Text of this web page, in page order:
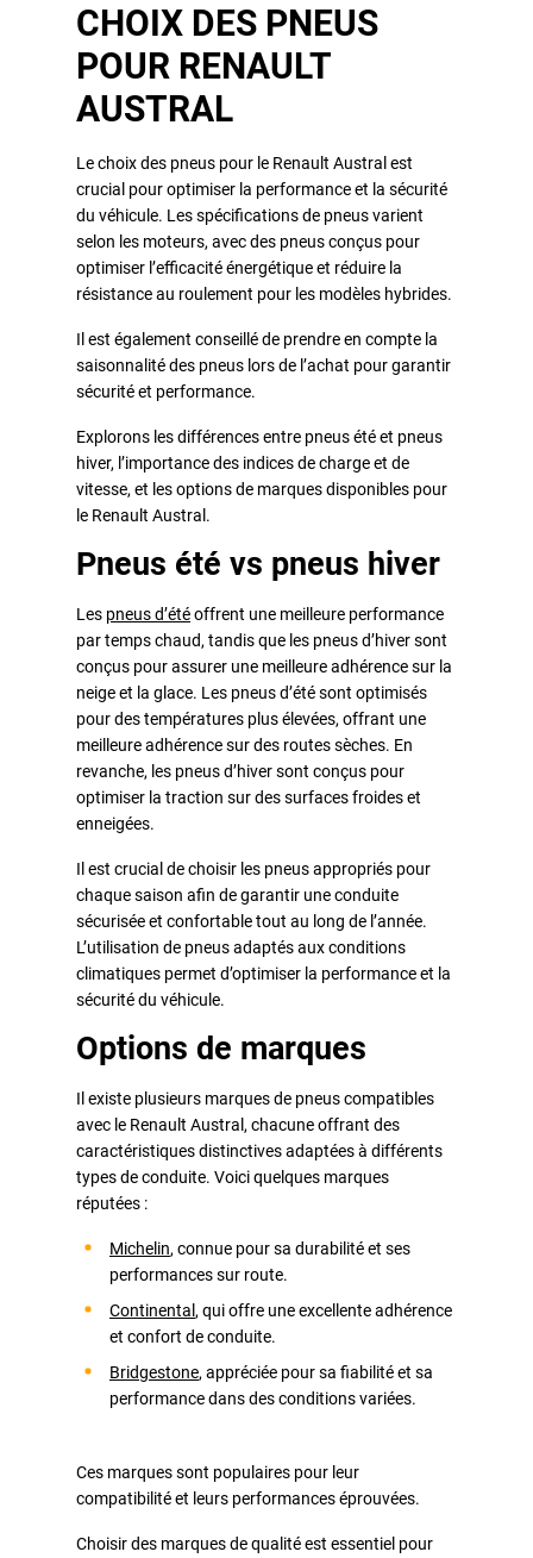
CHOIX DES PNEUS
POUR RENAULT
AUSTRAL
Le choix des pneus pour le Renault Austral est
crucial pour optimiser la performance et la sécurité
du véhicule. Les spécifications de pneus varient
selon les moteurs, avec des pneus conçus pour
optimiser l’efficacité énergétique et réduire la
résistance au roulement pour les modèles hybrides.
Il est également conseillé de prendre en compte la
saisonnalité des pneus lors de l’achat pour garantir
sécurité et performance.
Explorons les différences entre pneus été et pneus
hiver, l’importance des indices de charge et de
vitesse, et les options de marques disponibles pour
le Renault Austral.
Pneus été vs pneus hiver
Les pneus d’étéoffrent une meilleure performance
par temps chaud, tandis que les pneus d’hiver sont
conçus pour assurer une meilleure adhérence sur la
neige et la glace. Les pneus d’été sont optimisés
pour des températures plus élevées, offrant une
meilleure adhérence sur des routes sèches. En
revanche, les pneus d’hiver sont conçus pour
optimiser la traction sur des surfaces froides et
enneigées.
Il est crucial de choisir les pneus appropriés pour
chaque saison afin de garantir une conduite
sécurisée et confortable tout au long de l’année.
L’utilisation de pneus adaptés aux conditions
climatiques permet d’optimiser la performance et la
sécurité du véhicule.
Options de marques
Il existe plusieurs marques de pneus compatibles
avec le Renault Austral, chacune offrant des
caractéristiques distinctives adaptées à différents
types de conduite. Voici quelques marques
réputées :
Michelin, connue pour sa durabilité et ses
performances sur route.
Continental , qui offre une excellente adhérence
et confort de conduite.
Bridgestone, appréciée pour sa fiabilité et sa
performance dans des conditions variées.
Ces marques sont populaires pour leur
compatibilité et leurs performances éprouvées.
Choisir des marques de qualité est essentiel pour